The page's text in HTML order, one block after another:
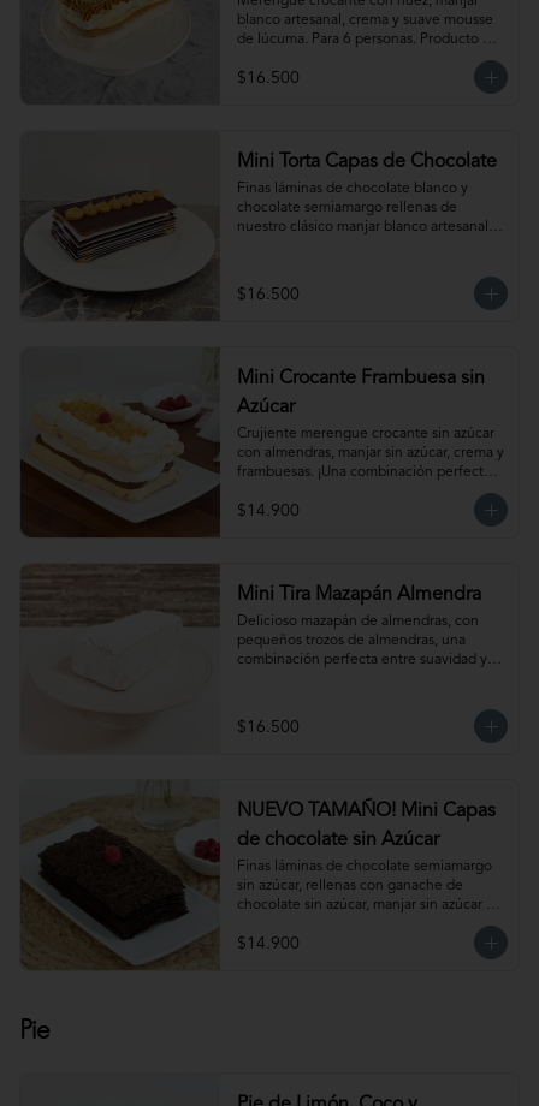
blanco artesanal, crema y suave mousse
de lúcuma. Para 6 personas. Producto
congelado, se recomienda descongelar
de 1  hora a temperatura ambiente antes
$16.500
Mini Torta Capas de Chocolate
Finas láminas de chocolate blanco y
chocolate semiamargo rellenas de
nuestro clásico manjar blanco artesanal.
$16.500
Mini Crocante Frambuesa sin
Azúcar
Crujiente merengue crocante sin azúcar
con almendras, manjar sin azúcar, crema y
frambuesas. ¡Una combinación perfecta!
Para 6 personas. Producto congelado, se
recomienda descongelar de 1 hora a
$14.900
Mini Tira Mazapán Almendra
Delicioso mazapán de almendras, con
pequeños trozos de almendras, una
combinación perfecta entre suavidad y
$16.500
NUEVO TAMAÑO! Mini Capas
de chocolate sin Azúcar
Finas láminas de chocolate semiamargo
sin azúcar, rellenas con ganache de
chocolate sin azúcar, manjar sin azúcar y
¡Simplemente irresistible!
Para 6-8 personas. Producto congelado,
$14.900
Pie